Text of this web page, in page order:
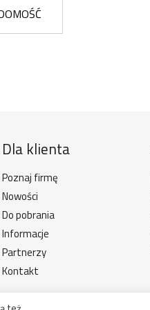
Dla klienta
Poznaj firmę
Nowości
Do pobrania
Informacje
Partnerzy
Kontakt